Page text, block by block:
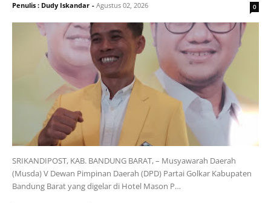
Penulis : Dudy Iskandar - Agustus 02, 2026 0
SRIKANDIPOST, KAB. BANDUNG BARAT, – Musyawarah Daerah
(Musda) V Dewan Pimpinan Daerah (DPD) Partai Golkar Kabupaten
Bandung Barat yang digelar di Hotel Mason P…